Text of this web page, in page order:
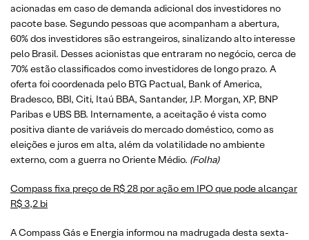
acionadas em caso de demanda adicional dos investidores no
pacote base. Segundo pessoas que acompanham a abertura,
60% dos investidores são estrangeiros, sinalizando alto interesse
pelo Brasil. Desses acionistas que entraram no negócio, cerca de
70% estão classificados como investidores de longo prazo. A
oferta foi coordenada pelo BTG Pactual, Bank of America,
Bradesco, BBI, Citi, Itaú BBA, Santander, J.P. Morgan, XP, BNP
Paribas e UBS BB. Internamente, a aceitação é vista como
positiva diante de variáveis do mercado doméstico, como as
eleições e juros em alta, além da volatilidade no ambiente
externo, com a guerra no Oriente Médio. (Folha)
Compass fixa preço de R$ 28 por ação em IPO que pode alcançar
R$ 3,2 bi
A ⁠Compass Gás e Energia ⁠informou na madrugada desta sexta-